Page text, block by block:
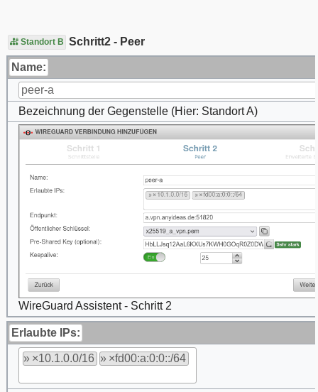
Standort B Schritt2 - Peer
Name:
peer-a
Bezeichnung der Gegenstelle (Hier: Standort A)
WireGuard Assistent - Schritt 2
Erlaubte IPs:
» 10.1.0.0/16 » fd00:a:0:0::/64